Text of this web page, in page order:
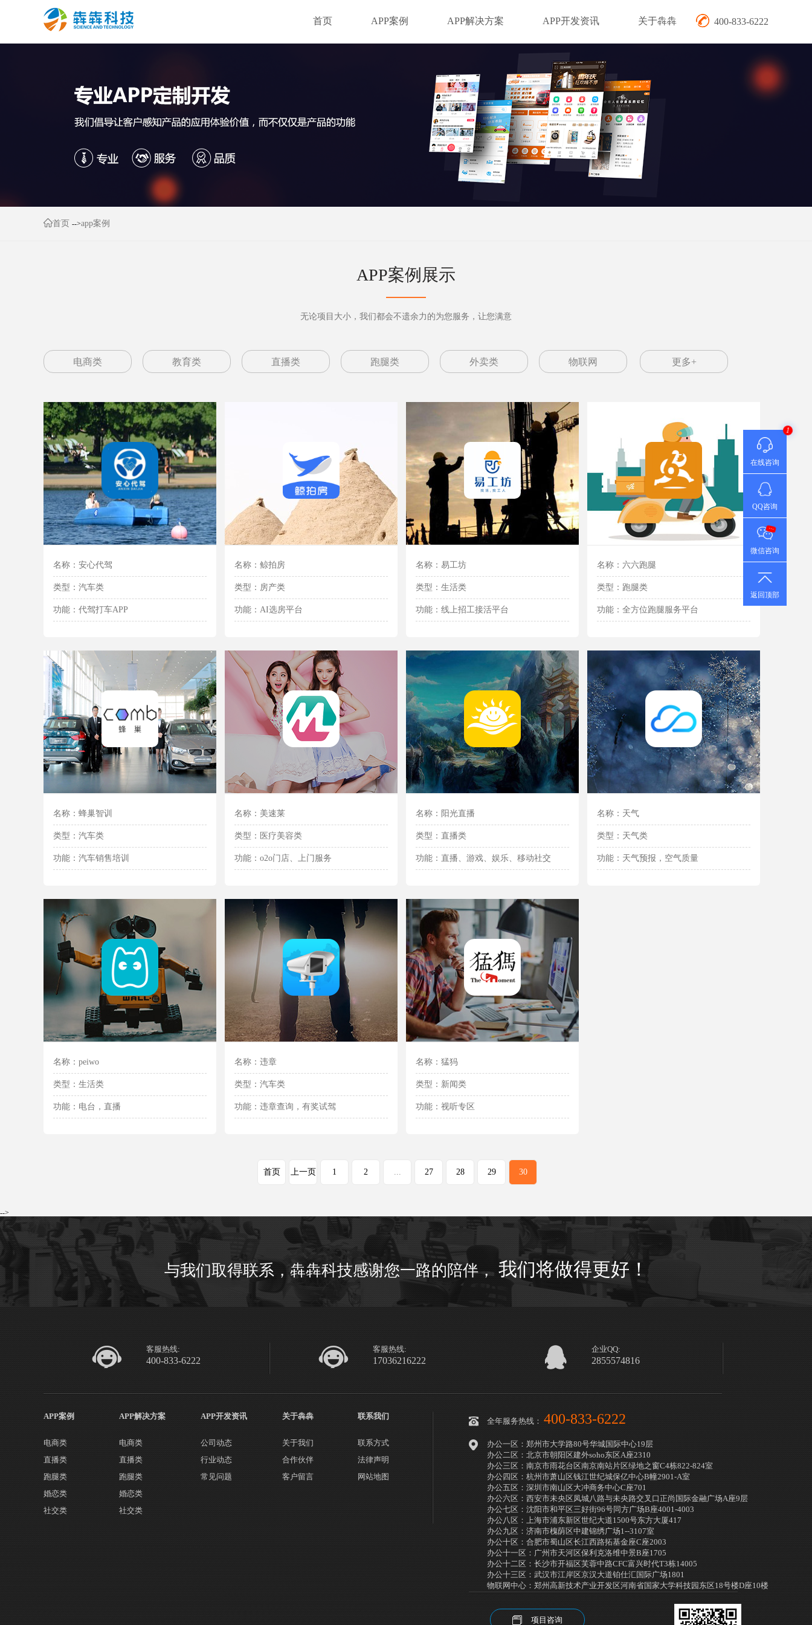
400-833-6222
首页 APP案例 APP解决方案 APP开发资讯 关于犇犇
首页 -->app案例
APP案例展示
无论项目大小，我们都会不遗余力的为您服务，让您满意
名称：安心代驾
类型：汽车类
功能：代驾打车APP
名称：鲸拍房
类型：房产类
功能：AI选房平台
名称：易工坊
类型：生活类
功能：线上招工接活平台
名称：六六跑腿
类型：跑腿类
功能：全方位跑腿服务平台
名称：蜂巢智训
类型：汽车类
功能：汽车销售培训
名称：美速莱
类型：医疗美容类
功能：o2o门店、上门服务
名称：阳光直播
类型：直播类
功能：直播、游戏、娱乐、移动社交
名称：天气
类型：天气类
功能：天气预报，空气质量
名称：peiwo
类型：生活类
功能：电台，直播
名称：违章
类型：汽车类
功能：违章查询，有奖试驾
名称：猛犸
类型：新闻类
功能：视听专区
首页 上一页 1 2 ... 27 28 29 30
-->
与我们取得联系，犇犇科技感谢您一路的陪伴， 我们将做得更好！
客服热线:
400-833-6222
客服热线:
17036216222
企业QQ:
2855574816
APP案例
电商类
直播类
跑腿类
婚恋类
社交类
APP解决方案
电商类
直播类
跑腿类
婚恋类
社交类
APP开发资讯
公司动态
行业动态
常见问题
关于犇犇
关于我们
合作伙伴
客户留言
联系我们
联系方式
法律声明
网站地图
全年服务热线： 400-833-6222
办公一区：郑州市大学路80号华城国际中心19层
办公二区：北京市朝阳区建外soho东区A座2310
办公三区：南京市雨花台区南京南站片区绿地之窗C4栋822-824室
办公四区：杭州市萧山区钱江世纪城保亿中心B幢2901-A室
办公五区：深圳市南山区大冲商务中心C座701
办公六区：西安市未央区凤城八路与未央路交叉口正尚国际金融广场A座9层
办公七区：沈阳市和平区三好街96号同方广场B座4001-4003
办公八区：上海市浦东新区世纪大道1500号东方大厦417
办公九区：济南市槐荫区中建锦绣广场1--3107室
办公十区：合肥市蜀山区长江西路拓基金座C座2003
办公十一区：广州市天河区保利克洛维中景B座1705
办公十二区：长沙市开福区芙蓉中路CFC富兴时代T3栋14005
办公十三区：武汉市江岸区京汉大道铂仕汇国际广场1801
物联网中心：郑州高新技术产业开发区河南省国家大学科技园东区18号楼D座10楼
项目咨询
1
在线咨询
QQ咨询
...
微信咨询
返回顶部